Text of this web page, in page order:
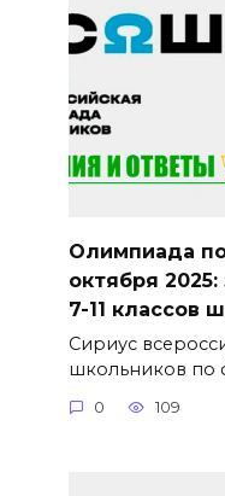
Олимпиада
октября
7-11 классов
Сириус
школьников по
0 109